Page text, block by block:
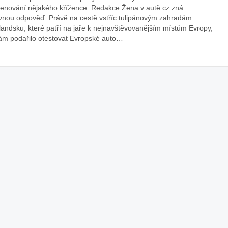
nějakého křížence. Redakce Žena v autě.cz zná
odpověď. Právě na cestě vstříc tulipánovým zahradám
které patří na jaře k nejnavštěvovanějším místům Evropy,
podařilo otestovat Evropské auto…
správného poutání
autosedačky
Zabavte děti na cestách